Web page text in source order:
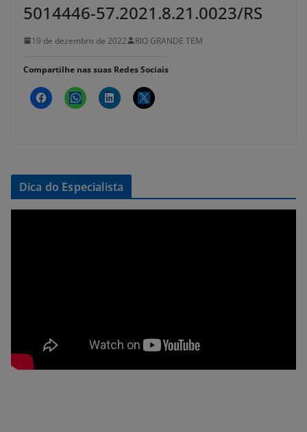
5014446-57.2021.8.21.0023/RS
19 de dezembro de 2022 RIO GRANDE TEM
Compartilhe nas suas Redes Sociais
Dica do Especialista